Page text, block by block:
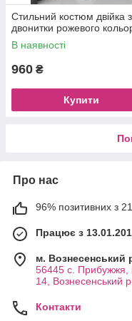
Стильний костюм двійка з
двонитки рожевого
В наявності
960 ₴
Купити
Про нас
96% позитивних з
Працює з
м. Вознесенський
56445 с. Прибужжя,
14, Вознесенський
Контакти